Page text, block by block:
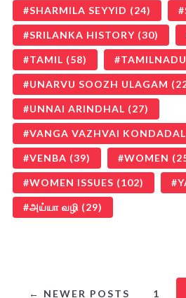
SHARMILA SEYYID (24)
SRILANKA HISTORY (30)
TAMIL (58) TAMILNADU
UNARVU SOOZH ULAGAM
UNNAI ARINDHAL (27)
VANGA VAZHVAI
VENBA (39) WOMEN
WOMEN ISSUES (102)
அய்யா வழி (29)
← NEWER POSTS 1